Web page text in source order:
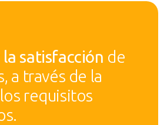
satisfacción de
a través de la
requisitos